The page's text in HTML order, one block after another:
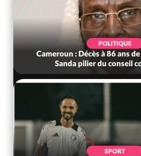
POLITIQUE
Cameroun : Décès à 86 ans
Sanda pilier du conseil
SPORT